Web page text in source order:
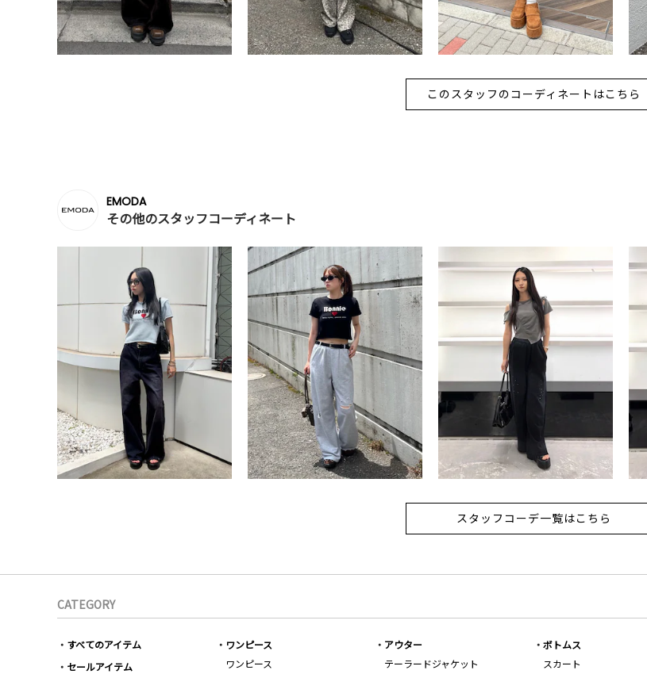
このスタッフのコーディネートはこちら
EMODA
その他のスタッフコーディネート
スタッフコーデ一覧はこちら
CATEGORY
すべてのアイテム
セールアイテム
ワンピース
ワンピース
アウター
テーラードジャケット
ボトムス
スカート